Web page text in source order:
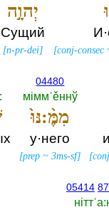
[conj-consec
יְהוָ֣ה
Сущий
[n-pr-dei]
[
04480
мiммˈěннў
מִמֶּ֨:נּוּ֙
у·него
[prep ~3ms-sf]
05414